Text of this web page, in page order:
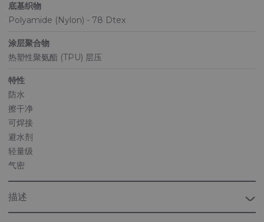
底基织物
Polyamide (Nylon) - 78 Dtex
涂层聚合物
热塑性聚氨酯 (TPU) 层压
特性
防水
擦干净
可焊接
避水剂
轻量级
气密
描述